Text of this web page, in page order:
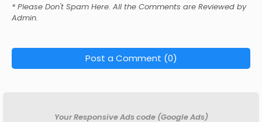
* Please Don't Spam Here. All the Comments are Reviewed by
Admin.
Post a Comment (0)
Your Responsive Ads code (Google Ads)